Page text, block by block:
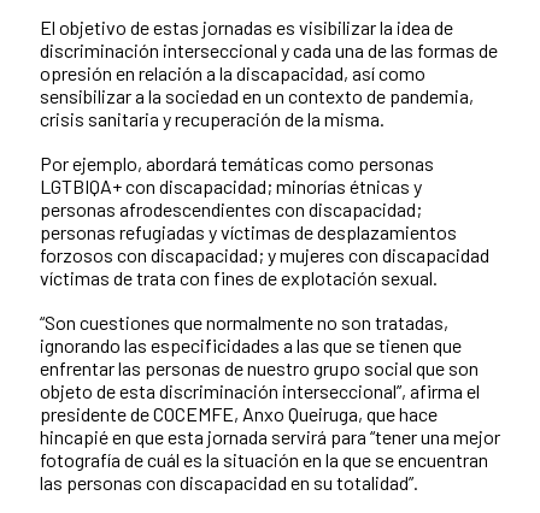
El objetivo de estas jornadas es visibilizar la idea de
discriminación interseccional y cada una de las formas de
opresión en relación a la discapacidad, así como
sensibilizar a la sociedad en un contexto de pandemia,
crisis sanitaria y recuperación de la misma.
Por ejemplo, abordará temáticas como personas
LGTBIQA+ con discapacidad; minorías étnicas y
personas afrodescendientes con discapacidad;
personas refugiadas y víctimas de desplazamientos
forzosos con discapacidad; y mujeres con discapacidad
víctimas de trata con fines de explotación sexual.
“Son cuestiones que normalmente no son tratadas,
ignorando las especificidades a las que se tienen que
enfrentar las personas de nuestro grupo social que son
objeto de esta discriminación interseccional”, afirma el
presidente de COCEMFE, Anxo Queiruga, que hace
hincapié en que esta jornada servirá para “tener una mejor
fotografía de cuál es la situación en la que se encuentran
las personas con discapacidad en su totalidad”.